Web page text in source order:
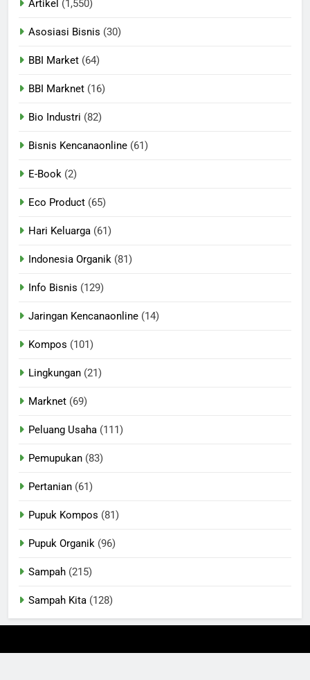
Artikel (1,550)
Asosiasi Bisnis (30)
BBI Market (64)
BBI Marknet (16)
Bio Industri (82)
Bisnis Kencanaonline (61)
E-Book (2)
Eco Product (65)
Hari Keluarga (61)
Indonesia Organik (81)
Info Bisnis (129)
Jaringan Kencanaonline (14)
Kompos (101)
Lingkungan (21)
Marknet (69)
Peluang Usaha (111)
Pemupukan (83)
Pertanian (61)
Pupuk Kompos (81)
Pupuk Organik (96)
Sampah (215)
Sampah Kita (128)